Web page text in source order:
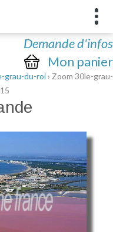
Demande d'infos
Mon panier
grau-du-roi› Zoom 30le-grau-